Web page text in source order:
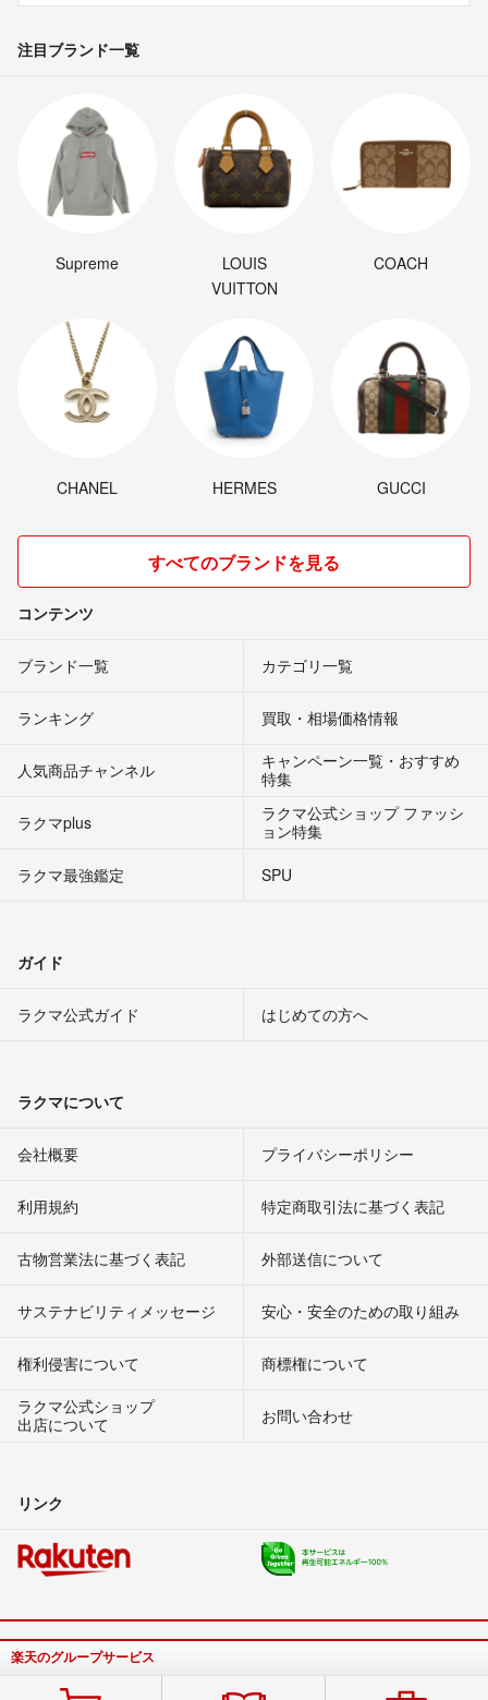
注目ブランド一覧
Supreme
LOUIS
VUITTON
COACH
CHANEL HERMES GUCCI
すべてのブランドを見る
コンテンツ
ブランド一覧 カテゴリ一覧
ランキング 買取・相場価格情報
人気商品チャンネル
キャンペーン一覧・おすすめ
特集
ラクマplus
ラクマ公式ショップ ファッシ
ョン特集
ラクマ最強鑑定
SPU
ガイド
ラクマ公式ガイド はじめての方へ
ラクマについて
会社概要 プライバシーポリシー
利用規約 特定商取引法に基づく表記
古物営業法に基づく表記 外部送信について
サステナビリティメッセージ 安心・安全のための取り組み
権利侵害について
商標権について
ラクマ公式ショップ
出店について
お問い合わせ
リンク
楽天のグループサービス